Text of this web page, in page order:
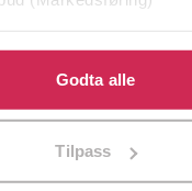
for å gi oss ditt
alle disse formålene.
til spesifikke
Godta alle
Tilpass